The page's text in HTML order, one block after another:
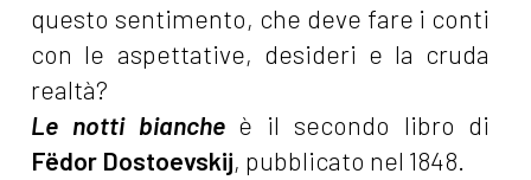
questo sentimento, che deve fare i conti
con le aspettative, desideri e la cruda
realtà?
Le notti bianche è il secondo libro di
Fëdor Dostoevskij, pubblicato nel 1848.